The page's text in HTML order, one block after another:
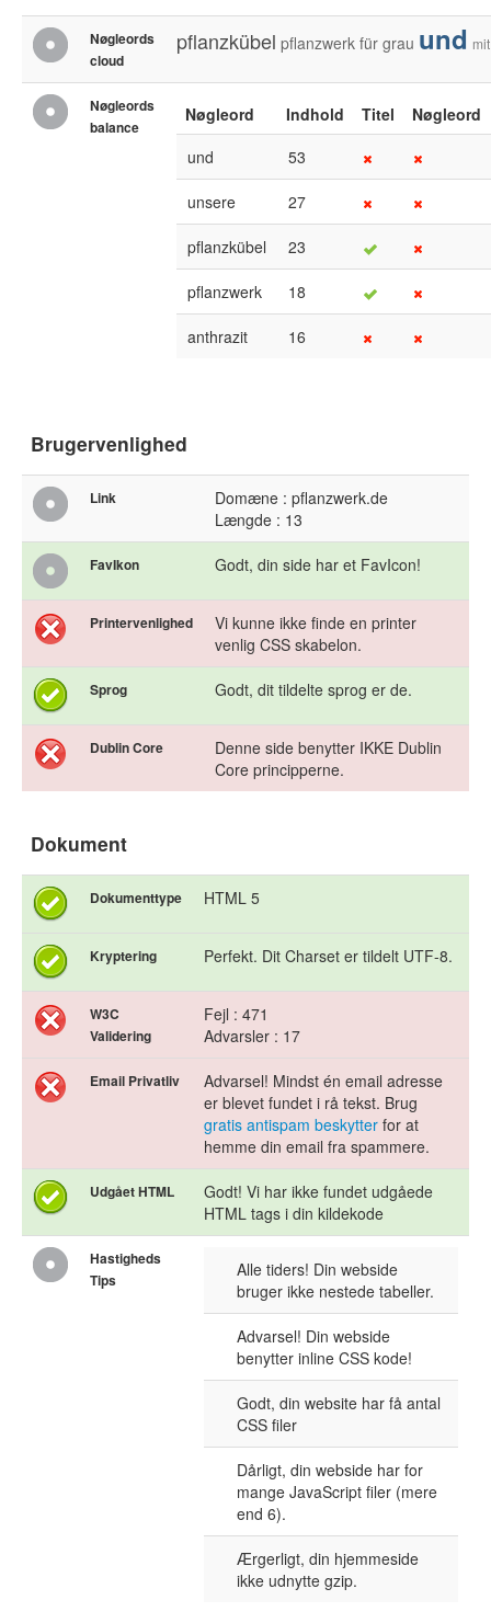
Nøgleords
cloud
pflanzkübel pflanzwerk für grau und mit
Nøgleords
balance
Nøgleord Indhold Titel
Nøgleord
und
53
unsere 27
pflanzkübel 23
pflanzwerk 18
anthrazit 16
Brugervenlighed
Link
Domæne : pflanzwerk.de
Længde : 13
FavIkon Godt, din side har et FavIcon!
Printervenlighed
Vi kunne ikke finde en printer
venlig CSS skabelon.
Sprog Godt, dit tildelte sprog er de.
Dublin Core
Denne side benytter IKKE Dublin
Core principperne.
Dokument
Dokumenttype HTML 5
Kryptering Perfekt. Dit Charset er tildelt UTF-8.
W3C
Validering
Fejl : 471
Advarsler : 17
Email Privatliv
Advarsel! Mindst én email adresse
er blevet fundet i rå tekst. Brug
gratis antispam beskytter for at
hemme din email fra spammere.
Udgået HTML
Godt! Vi har ikke fundet udgåede
HTML tags i din kildekode
Hastigheds
Tips
Alle tiders! Din webside
bruger ikke nestede tabeller.
Advarsel! Din webside
benytter inline CSS kode!
Godt, din website har få antal
CSS filer
Dårligt, din webside har for
mange JavaScript filer (mere
end 6).
Ærgerligt, din hjemmeside
ikke udnytte gzip.